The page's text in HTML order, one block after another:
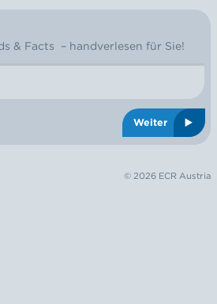
& Facts – handverlesen für Sie!
Weiter
© 2026 ECR Austria